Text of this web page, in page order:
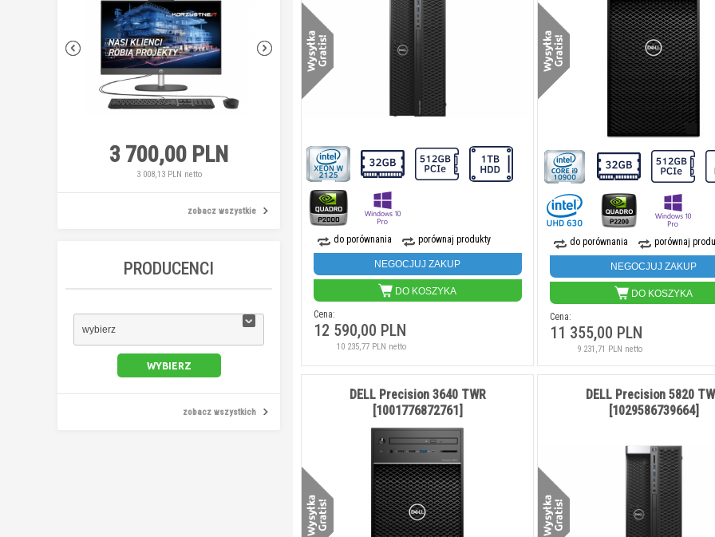
3 700,00 PLN
3 008,13 PLN netto
460,00 PLN
373,98 PLN netto
460,00 PLN
373,98 PLN netto
1
1 544,72
zobacz wszystkie
PRODUCENCI
wybierz
zobacz wszystkich
do porównania porównaj produkty
NEGOCJUJ ZAKUP
DO KOSZYKA
Cena:
12 590,00 PLN
10 235,77 PLN netto
do porównania porównaj
NEGOCJUJ ZAKUP
DO KOSZYKA
Cena:
11 355,00 PLN
9 231,71 PLN netto
DELL Precision 3640 TWR
[1001776872761]
DELL Precision 5820
[1029586739664]